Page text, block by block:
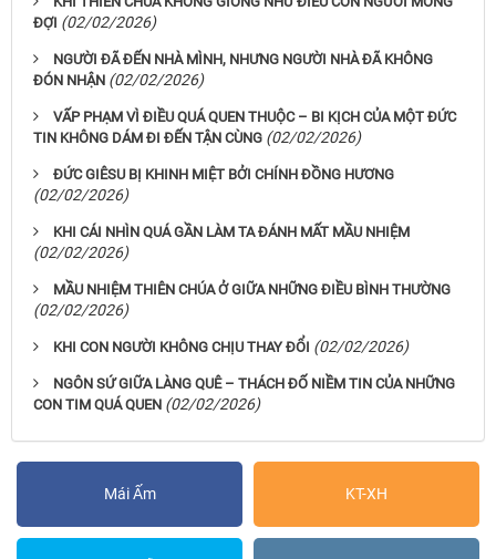
ĐỢI (02/02/2026)
NGƯỜI ĐÃ ĐẾN NHÀ MÌNH, NHƯNG NGƯỜI NHÀ ĐÃ KHÔNG
ĐÓN NHẬN (02/02/2026)
VẤP PHẠM VÌ ĐIỀU QUÁ QUEN THUỘC – BI KỊCH CỦA MỘT ĐỨC
TIN KHÔNG DÁM ĐI ĐẾN TẬN CÙNG (02/02/2026)
ĐỨC GIÊSU BỊ KHINH MIỆT BỞI CHÍNH ĐỒNG HƯƠNG
(02/02/2026)
KHI CÁI NHÌN QUÁ GẦN LÀM TA ĐÁNH MẤT MẦU NHIỆM
(02/02/2026)
MẦU NHIỆM THIÊN CHÚA Ở GIỮA NHỮNG ĐIỀU BÌNH THƯỜNG
(02/02/2026)
KHI CON NGƯỜI KHÔNG CHỊU THAY ĐỔI (02/02/2026)
NGÔN SỨ GIỮA LÀNG QUÊ – THÁCH ĐỐ NIỀM TIN CỦA NHỮNG
CON TIM QUÁ QUEN (02/02/2026)
Mái Ấm KT-XH